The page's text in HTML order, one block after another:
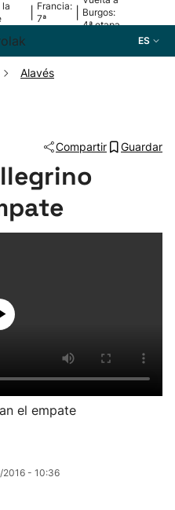
la
Francia:
7ª
Burgos:
4ª etapa
ES
Alavés
Compartir Guardar
el empate
2016 - 10:36